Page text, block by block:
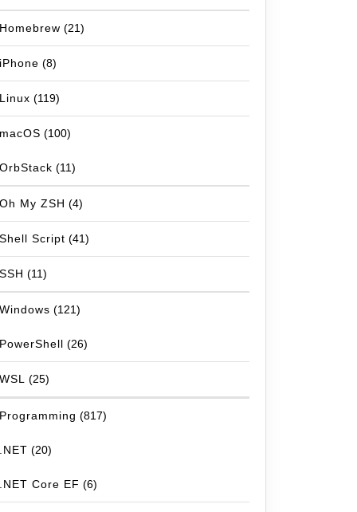
Homebrew (21)
iPhone (8)
Linux (119)
macOS (100)
OrbStack (11)
Oh My ZSH (4)
Shell Script (41)
SSH (11)
Windows (121)
PowerShell (26)
WSL (25)
Programming (817)
.NET (20)
.NET Core EF (6)